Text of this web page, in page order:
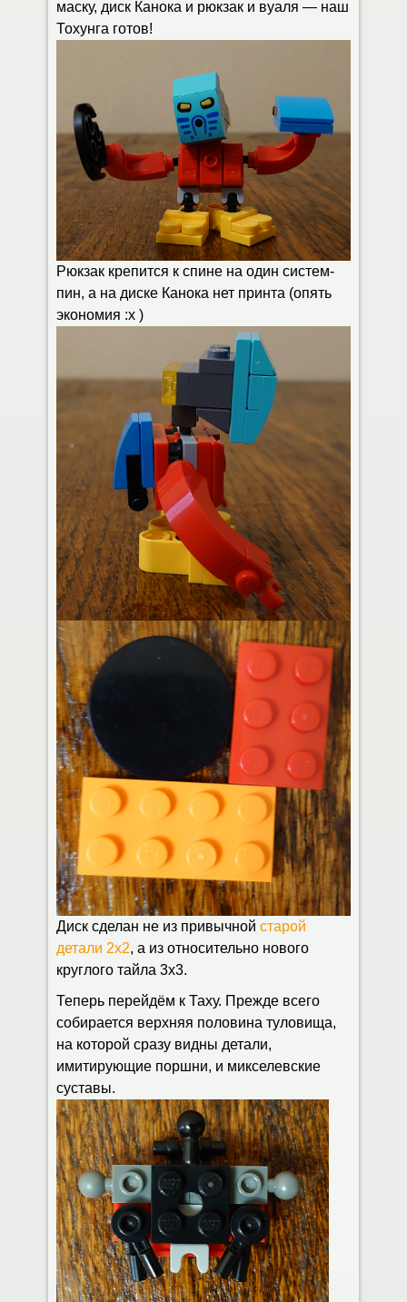
маску, диск Канока и рюкзак и вуаля — наш
Тохунга готов!
Рюкзак крепится к спине на один систем-
пин, а на диске Канока нет принта (опять
экономия :x )
Диск сделан не из привычной старой
детали 2x2, а из относительно нового
круглого тайла 3х3.
Теперь перейдём к Таху. Прежде всего
собирается верхняя половина туловища,
на которой сразу видны детали,
имитирующие поршни, и микселевские
суставы.